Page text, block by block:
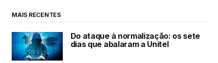
MAIS RECENTES
Do ataque à normalização: os sete
dias que abalaram a Unitel